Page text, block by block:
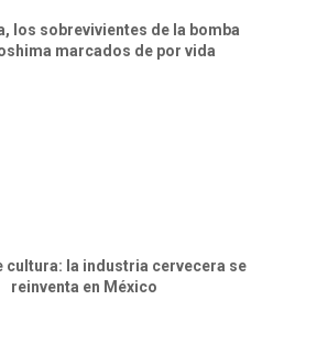
los sobrevivientes de la bomba
marcados de por vida
cultura: la industria cervecera se
reinventa en México